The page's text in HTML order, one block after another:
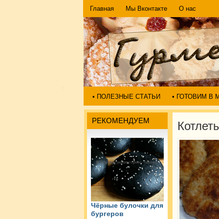
Главная Мы Вконтакте О нас
• ПОЛЕЗНЫЕ СТАТЬИ • ГОТОВИМ В
РЕКОМЕНДУЕМ
Чёрные булочки для
бургеров